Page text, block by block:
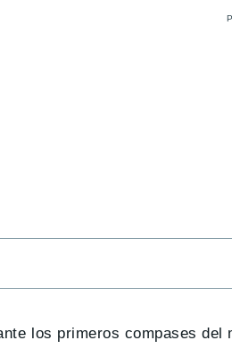
los primeros compases